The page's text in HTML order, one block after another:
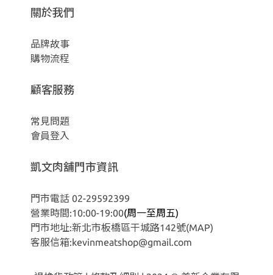
關於我們
品牌故事
購物流程
顧客服務
常見問題
會員登入
凱文肉舖門市資訊
門市電話 02-29592399
營業時間:10:00-19:00(周一至周五)
門市地址:新北市板橋區干城路142號(MAP)
客服信箱:kevinmeatshop@gmail.com